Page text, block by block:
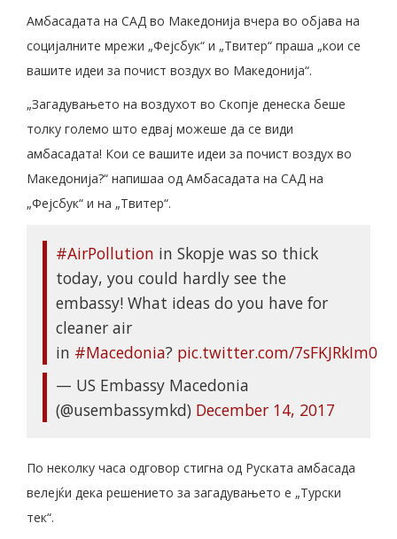
Амбасадата на САД во Македонија вчера во објава на
социјалните мрежи „Фејсбук“ и „Твитер“ праша „кои се
вашите идеи за почист воздух во Македонија“.
„Загадувањето на воздухот во Скопје денеска беше
толку големо што едвај можеше да се види
амбасадата! Кои се вашите идеи за почист воздух во
Македонија?“ напишаа од Амбасадата на САД на
„Фејсбук“ и на „Твитер“.
#AirPollution in Skopje was so thick
today, you could hardly see the
embassy! What ideas do you have for
cleaner air
in #Macedonia? pic.twitter.com/7sFKJRkIm0
— US Embassy Macedonia
(@usembassymkd) December 14, 2017
По неколку часа одговор стигна од Руската амбасада
велејќи дека решението за загадувањето е „Турски
тек“.